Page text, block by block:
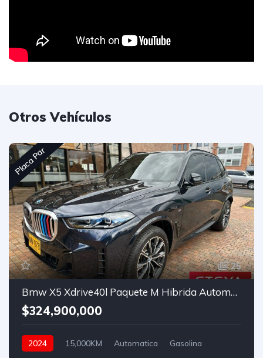
Otros Vehículos
Placa Par
25
Bmw X5 Xdrive40l Paquete M Hibrida Automatico
$324,900,000
2024 15,000KM Automatica
Gasolina